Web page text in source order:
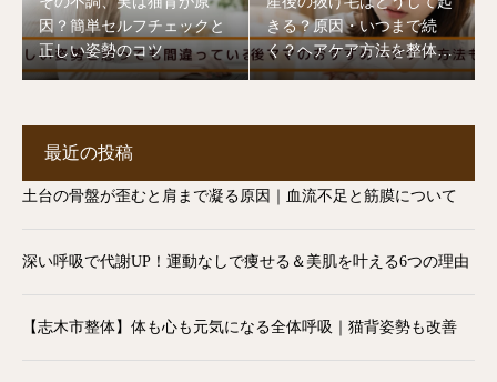
因？簡単セルフチェックと
正しい姿勢のコツ
きる？原因・いつまで続
く？ヘアケア方法を整体師
が解説【志木市】
最近の投稿
土台の骨盤が歪むと肩まで凝る原因｜血流不足と筋膜について
深い呼吸で代謝UP！運動なしで痩せる＆美肌を叶える6つの理由
【志木市整体】体も心も元気になる全体呼吸｜猫背姿勢も改善